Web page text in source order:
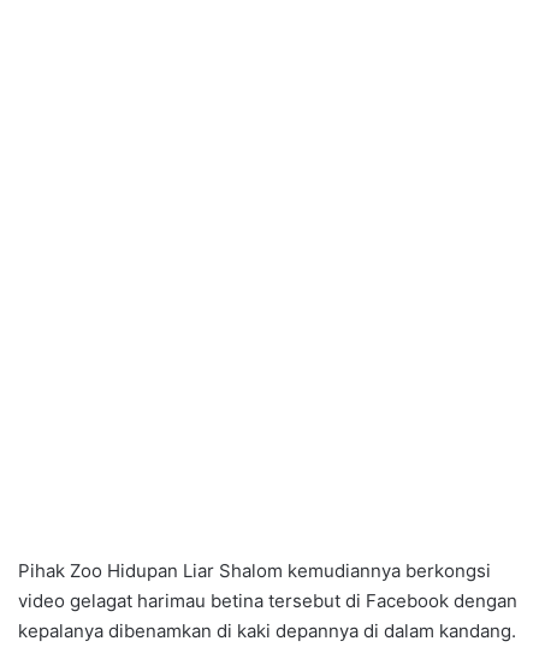
Pihak Zoo Hidupan Liar Shalom kemudiannya berkongsi
video gelagat harimau betina tersebut di Facebook dengan
kepalanya dibenamkan di kaki depannya di dalam kandang.